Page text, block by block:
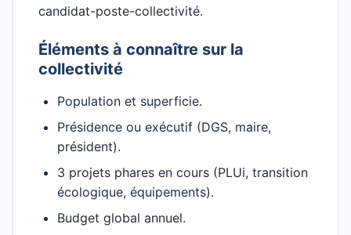
candidat-poste-collectivité.
Éléments à connaître sur la
collectivité
Population et superficie.
Présidence ou exécutif (DGS, maire,
président).
3 projets phares en cours (PLUi, transition
écologique, équipements).
Budget global annuel.